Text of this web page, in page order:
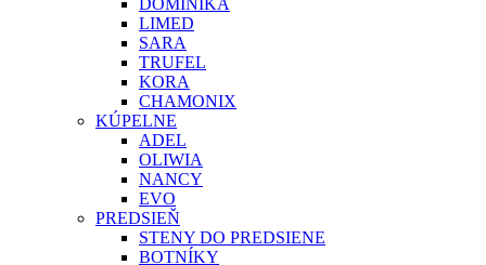
LIMED
SARA
TRUFEL
KORA
CHAMONIX
KÚPELNE
ADEL
OLIWIA
NANCY
EVO
PREDSIEŇ
STENY DO PREDSIENE
BOTNÍKY